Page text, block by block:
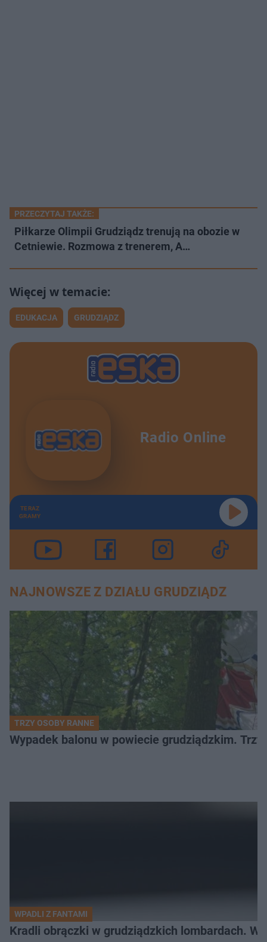
PRZECZYTAJ TAKŻE:
Piłkarze Olimpii Grudziądz trenują na obozie w
Cetniewie. Rozmowa z trenerem, A…
EDUKACJA GRUDZIĄDZ
Radio Online
TERAZ
GRAMY
NAJNOWSZE Z DZIAŁU GRUDZIĄDZ
TRZY OSOBY RANNE
Wypadek balonu w powiecie grudziądzkim.
WPADLI Z FANTAMI
Kradli obrączki w grudziądzkich lombardach.